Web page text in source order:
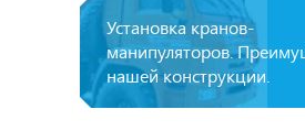
Установка кранов-
манипуляторов.
нашей конструкции.